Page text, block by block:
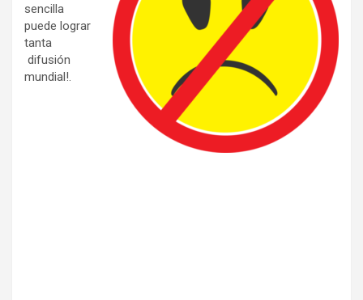
sencilla
puede lograr
tanta
difusión
mundial!.